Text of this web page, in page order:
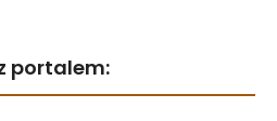
portalem: